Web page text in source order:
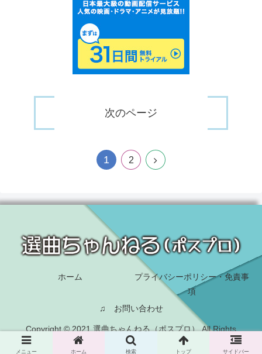
次のページ
1 2
ホーム
プライバシーポリシー・免責事
項
♫ お問い合わせ
Copyright © 2021 選曲ちゃんねる（ポスプロ） All Rights
Reserved.
メニュー ホーム 検索 トップ サイドバー